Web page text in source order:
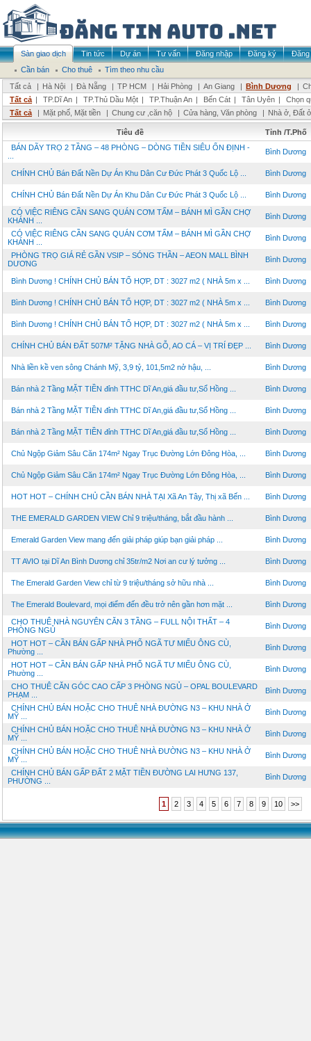
Sàn giao dịch Tin tức Dự án Tư vấn Đăng nhập Đăng ký
Đăng
Cần bán
Cho thuê
Tìm theo nhu cầu
Tất cả
| Hà Nội | Đà Nẵng | TP HCM | Hải Phòng | An Giang | Bình Dương |
Tất cả | TP.Dĩ An | TP.Thủ Dầu Một | TP.Thuận An | Bến Cát | Tân Uyên |
Chọn
Tất cả
| Mặt phố, Mặt tiền | Chung cư ,căn hộ | Cửa hàng, Văn phòng | Nhà ở, Đất ở
Tiêu đề
Tỉnh /T.Phố
BÁN DÃY TRỌ 2 TẦNG – 48 PHÒNG – DÒNG TIỀN SIÊU ỔN ĐỊNH -
Bình Dương
CHÍNH CHỦ Bán Đất Nền Dự Án Khu Dân Cư Đức Phát 3 Quốc Lộ ... Bình Dương
CHÍNH CHỦ Bán Đất Nền Dự Án Khu Dân Cư Đức Phát 3 Quốc Lộ ... Bình Dương
CÓ VIỆC RIÊNG CẦN SANG QUÁN CƠM TẤM – BÁNH MÌ GẦN CHỢ
KHÁNH ...
Bình Dương
CÓ VIỆC RIÊNG CẦN SANG QUÁN CƠM TẤM – BÁNH MÌ GẦN CHỢ
KHÁNH ...
Bình Dương
PHÒNG TRỌ GIÁ RẺ GẦN VSIP – SÓNG THẦN – AEON MALL BÌNH
DƯƠNG
Bình Dương
Bình Dương ! CHÍNH CHỦ BÁN TỔ HỢP, DT : 3027 m2 ( NHÀ 5m x ... Bình Dương
Bình Dương ! CHÍNH CHỦ BÁN TỔ HỢP, DT : 3027 m2 ( NHÀ 5m x ... Bình Dương
Bình Dương ! CHÍNH CHỦ BÁN TỔ HỢP, DT : 3027 m2 ( NHÀ 5m x ... Bình Dương
CHÍNH CHỦ BÁN ĐẤT 507M² TẶNG NHÀ GỖ, AO CÁ – VỊ TRÍ ĐẸP ... Bình Dương
Nhà liền kề ven sông Chánh Mỹ, 3,9 tỷ, 101,5m2 nở hậu, ... Bình Dương
Bán nhà 2 Tầng MẶT TIỀN đỉnh TTHC Dĩ An,giá đầu tư,Sổ Hồng ... Bình Dương
Bán nhà 2 Tầng MẶT TIỀN đỉnh TTHC Dĩ An,giá đầu tư,Sổ Hồng ... Bình Dương
Bán nhà 2 Tầng MẶT TIỀN đỉnh TTHC Dĩ An,giá đầu tư,Sổ Hồng ... Bình Dương
Chủ Ngộp Giảm Sâu Căn 174m² Ngay Trục Đường Lớn Đông Hòa, ... Bình Dương
Chủ Ngộp Giảm Sâu Căn 174m² Ngay Trục Đường Lớn Đông Hòa, ... Bình Dương
HOT HOT – CHÍNH CHỦ CẦN BÁN NHÀ TẠI Xã An Tây, Thị xã Bến ... Bình Dương
THE EMERALD GARDEN VIEW Chỉ 9 triệu/tháng, bắt đầu hành ... Bình Dương
Emerald Garden View mang đến giải pháp giúp bạn giải pháp ... Bình Dương
TT AVIO tại Dĩ An Bình Dương chỉ 35tr/m2 Nơi an cư lý tưởng ... Bình Dương
The Emerald Garden View chỉ từ 9 triệu/tháng sở hữu nhà ... Bình Dương
The Emerald Boulevard, mọi điểm đến đều trở nên gần hơn mặt ... Bình Dương
CHO THUÊ NHÀ NGUYÊN CĂN 3 TẦNG – FULL NỘI THẤT – 4
PHÒNG NGỦ
Bình Dương
HOT HOT – CẦN BÁN GẤP NHÀ PHỐ NGÃ TƯ MIẾU ÔNG CÙ,
Phường ...
Bình Dương
HOT HOT – CẦN BÁN GẤP NHÀ PHỐ NGÃ TƯ MIẾU ÔNG CÙ,
Phường ...
Bình Dương
CHO THUÊ CĂN GÓC CAO CẤP 3 PHÒNG NGỦ – OPAL BOULEVARD
PHẠM ...
Bình Dương
CHÍNH CHỦ BÁN HOẶC CHO THUÊ NHÀ ĐƯỜNG N3 – KHU NHÀ Ở
MỸ ...
Bình Dương
CHÍNH CHỦ BÁN HOẶC CHO THUÊ NHÀ ĐƯỜNG N3 – KHU NHÀ Ở
MỸ ...
Bình Dương
CHÍNH CHỦ BÁN HOẶC CHO THUÊ NHÀ ĐƯỜNG N3 – KHU NHÀ Ở
MỸ ...
Bình Dương
CHÍNH CHỦ BÁN GẤP ĐẤT 2 MẶT TIỀN ĐƯỜNG LAI HƯNG 137,
PHƯỜNG ...
Bình Dương
1 2 3 4 5 6 7 8 9 10 >>